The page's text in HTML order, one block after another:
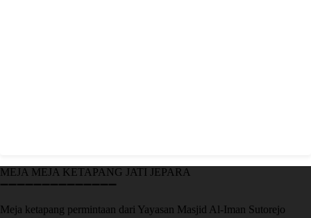
MEJA MEJA KETAPANG JATI JEPARA
➖➖➖➖➖➖➖➖➖➖➖➖➖➖
Meja ketapang permintaan dari Yayasan Masjid Al-Iman Sutorejo